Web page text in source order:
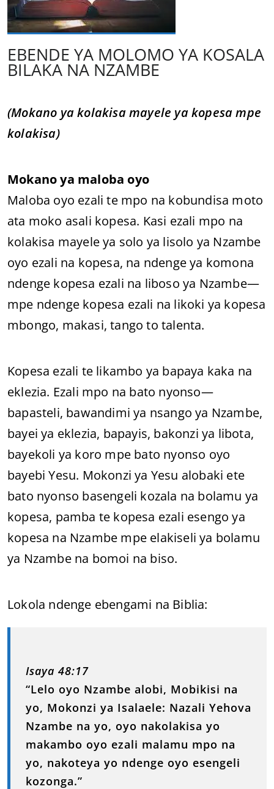
EBENDE YA MOLOMO YA KOSALA
BILAKA NA NZAMBE
(Mokano ya kolakisa mayele ya kopesa mpe
kolakisa)
Mokano ya maloba oyo
Maloba oyo ezali te mpo na kobundisa moto
ata moko asali kopesa. Kasi ezali mpo na
kolakisa mayele ya solo ya lisolo ya Nzambe
oyo ezali na kopesa, na ndenge ya komona
ndenge kopesa ezali na liboso ya Nzambe—
mpe ndenge kopesa ezali na likoki ya kopesa
mbongo, makasi, tango to talenta.
Kopesa ezali te likambo ya bapaya kaka na
eklezia. Ezali mpo na bato nyonso—
bapasteli, bawandimi ya nsango ya Nzambe,
bayei ya eklezia, bapayis, bakonzi ya libota,
bayekoli ya koro mpe bato nyonso oyo
bayebi Yesu. Mokonzi ya Yesu alobaki ete
bato nyonso basengeli kozala na bolamu ya
kopesa, pamba te kopesa ezali esengo ya
kopesa na Nzambe mpe elakiseli ya bolamu
ya Nzambe na bomoi na biso.
Lokola ndenge ebengami na Biblia:
Isaya 48:17
“Lelo oyo Nzambe alobi, Mobikisi na
yo, Mokonzi ya Isalaele: Nazali Yehova
Nzambe na yo, oyo nakolakisa yo
makambo oyo ezali malamu mpo na
yo, nakoteya yo ndenge oyo esengeli
kozonga.”